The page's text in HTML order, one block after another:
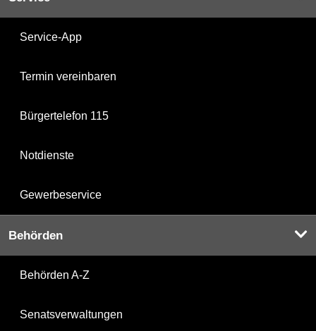
Service-App
Termin vereinbaren
Bürgertelefon 115
Notdienste
Gewerbeservice
Behörden
Behörden A-Z
Senatsverwaltungen